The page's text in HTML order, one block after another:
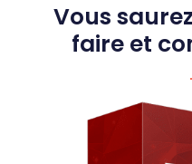
Vous
faire et